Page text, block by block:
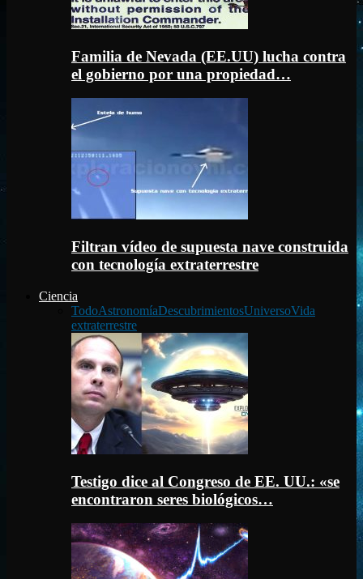
Familia de Nevada (EE.UU) lucha contra
el gobierno por una propiedad…
Filtran vídeo de supuesta nave construida
con tecnología extraterrestre
Ciencia
TodoAstronomíaDescubrimientosUniversoVida
extraterrestre
Testigo dice al Congreso de EE. UU.: «se
encontraron seres biológicos…